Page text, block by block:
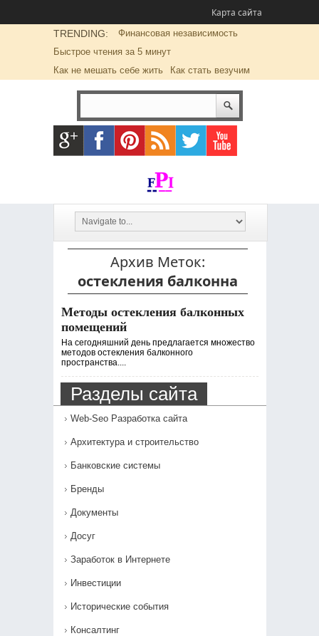
Карта сайта
TRENDING:
Финансовая независимость
Быстрое чтения за 5 минут
Как не мешать себе жить
Как стать везучим
Архив Меток:
остекления балконна
Методы остекления балконных
помещений
На сегодняшний день предлагается множество
методов остекления балконного
пространства....
Разделы сайта
Web-Seo Разработка сайта
Архитектура и строительство
Банковские системы
Бренды
Документы
Досуг
Заработок в Интернете
Инвестиции
Исторические события
Консалтинг